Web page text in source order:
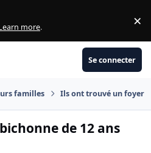
more. ×
Se connecter
familles Ils ont trouvé un foyer
bichonne de 12 ans